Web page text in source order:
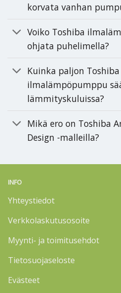
korvata vanhan
Voiko Toshiba
ohjata puhelimella?
Kuinka paljon Toshiba
ilmalämpöpumppu
lämmityskuluissa?
Mikä ero on Toshiba
Design -malleilla?
INFO
Yhteystiedot
Verkkolaskutusosoite
Myynti- ja toimitusehdot
Tietosuojaseloste
Evästeet